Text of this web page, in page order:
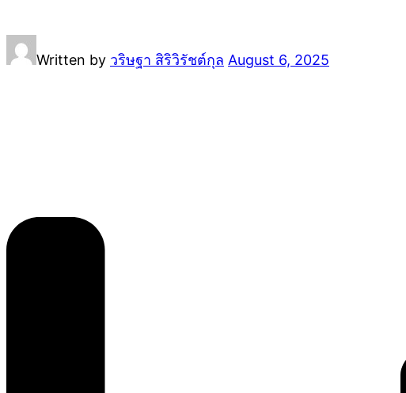
Written by วริษฐา สิริวิรัชต์กุล August 6, 2025